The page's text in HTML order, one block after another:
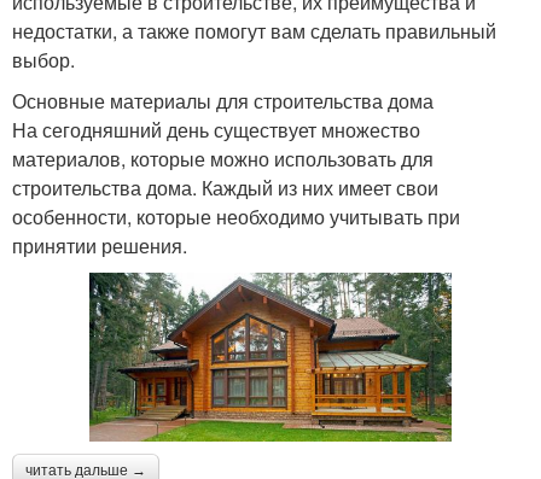
недостатки, а также помогут вам сделать правильный
выбор.
Основные материалы для строительства дома
На сегодняшний день существует множество
материалов, которые можно использовать для
строительства дома. Каждый из них имеет свои
особенности, которые необходимо учитывать при
принятии решения.
читать дальше →